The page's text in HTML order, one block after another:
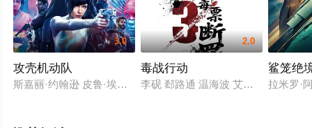
3.0
攻壳机动队
斯嘉丽·约翰逊 皮鲁·埃斯贝克 北野武 朱丽叶·比诺什 迈克尔·皮
2.0
毒战行动
李砚 郄路通 温海波 艾力江·库尔班
鲨笼绝
拉米罗·